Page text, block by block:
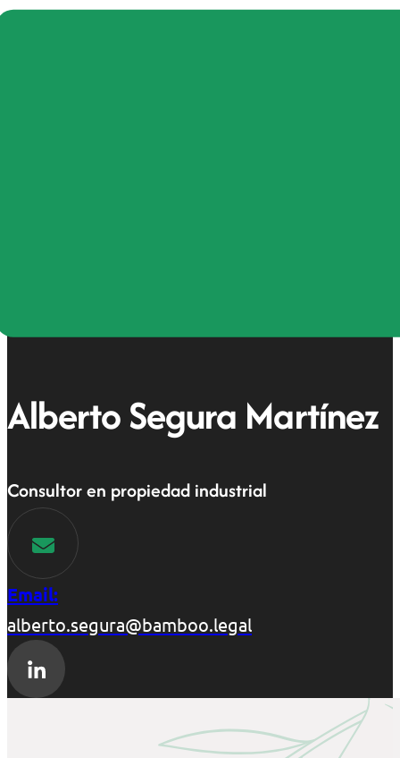
Alberto Segura Martínez
Consultor en propiedad industrial
Email:
alberto.segura@bamboo.legal